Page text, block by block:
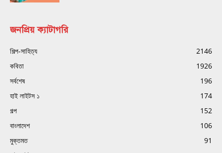
জনপ্রিয় ক্যাটাগরি
শিল্প-সাহিত্য
2146
কবিতা
1926
সর্বশেষ
196
হাই লাইটস ১
174
গল্প
152
বাংলাদেশ
106
মুক্তমত
91